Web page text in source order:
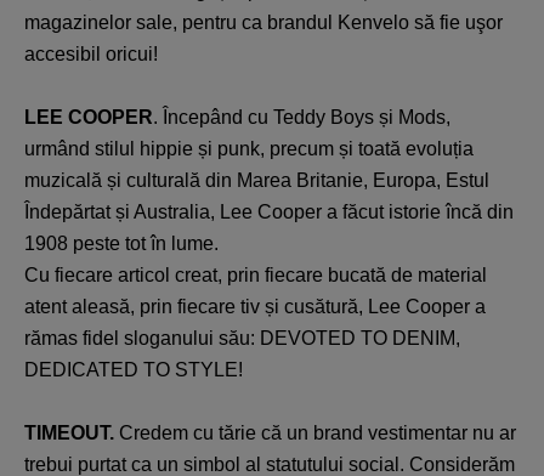
magazinelor sale, pentru ca brandul Kenvelo să fie uşor
accesibil oricui!
LEE COOPER. Începând cu Teddy Boys și Mods,
urmând stilul hippie și punk, precum și toată evoluția
muzicală și culturală din Marea Britanie, Europa, Estul
Îndepărtat și Australia, Lee Cooper a făcut istorie încă din
1908 peste tot în lume.
Cu fiecare articol creat, prin fiecare bucată de material
atent aleasă, prin fiecare tiv și cusătură, Lee Cooper a
rămas fidel sloganului său: DEVOTED TO DENIM,
DEDICATED TO STYLE!
TIMEOUT. Credem cu tărie că un brand vestimentar nu ar
trebui purtat ca un simbol al statutului social. Considerăm